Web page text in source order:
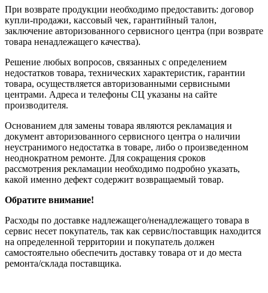
При возврате продукции необходимо предоставить: договор
купли-продажи, кассовый чек, гарантийный талон,
заключение авторизованного сервисного центра (при возврате
товара ненадлежащего качества).
Решение любых вопросов, связанных с определением
недостатков товара, технических характеристик, гарантии
товара, осуществляется авторизованными сервисными
центрами. Адреса и телефоны СЦ указаны на сайте
производителя.
Основанием для замены товара являются рекламация и
документ авторизованного сервисного центра о наличии
неустранимого недостатка в товаре, либо о произведенном
неоднократном ремонте. Для сокращения сроков
рассмотрения рекламации необходимо подробно указать,
какой именно дефект содержит возвращаемый товар.
Обратите внимание!
Расходы по доставке надлежащего/ненадлежащего товара в
сервис несет покупатель, так как сервис/поставщик находится
на определенной территории и покупатель должен
самостоятельно обеспечить доставку товара от и до места
ремонта/склада поставщика.